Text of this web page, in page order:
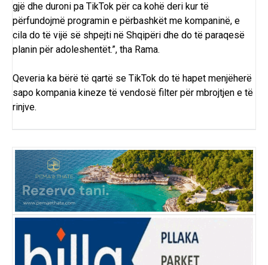
gjë dhe duroni pa TikTok për ca kohë deri kur të
përfundojmë programin e përbashkët me kompaninë, e
cila do të vijë së shpejti në Shqipëri dhe do të paraqesë
planin për adoleshentët.”, tha Rama.
Qeveria ka bërë të qartë se TikTok do të hapet menjëherë
sapo kompania kineze të vendosë filter për mbrojtjen e të
rinjve.